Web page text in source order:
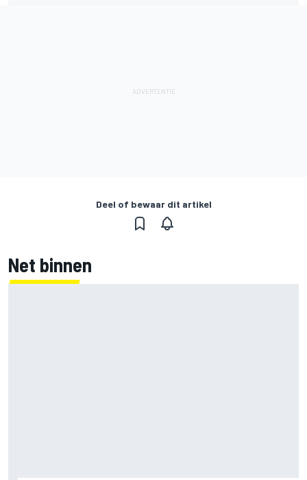
Deel of bewaar dit artikel
Net binnen